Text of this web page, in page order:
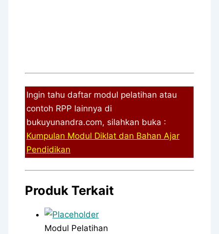
Ingin tahu daftar modul pelatihan atau
contoh RPP lainnya di
bukuyunandra.com, silahkan buka :
Kumpulan Modul Diklat dan Bahan Ajar
Pendidikan
Produk Terkait
Modul Pelatihan